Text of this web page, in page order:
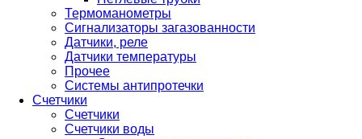
Термоманометры
Сигнализаторы загазованности
Датчики, реле
Датчики температуры
Прочее
Системы антипротечки
Счетчики
Счетчики
Счетчики воды